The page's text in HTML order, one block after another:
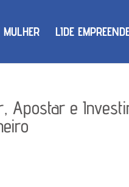
MULHER LIDE
Apostar e